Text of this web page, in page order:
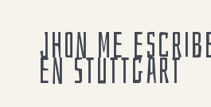
Jhon me
en Stuttgart